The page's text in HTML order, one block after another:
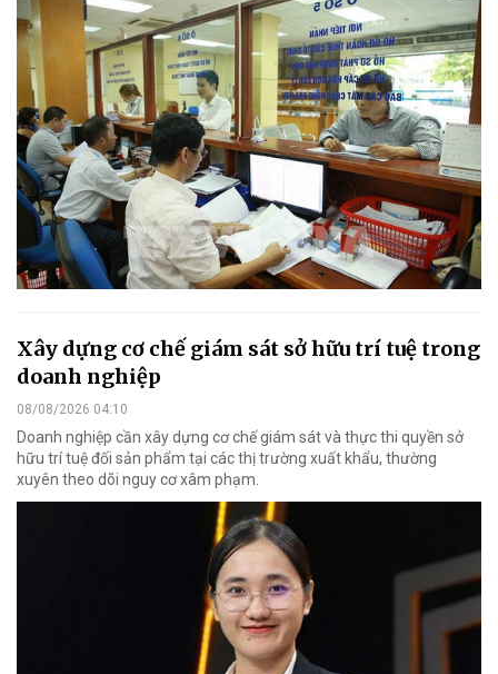
Xây dựng cơ chế giám sát sở hữu trí tuệ trong
doanh nghiệp
08/08/2026 04:10
Doanh nghiệp cần xây dựng cơ chế giám sát và thực thi quyền sở
hữu trí tuệ đối sản phẩm tại các thị trường xuất khẩu, thường
xuyên theo dõi nguy cơ xâm phạm.